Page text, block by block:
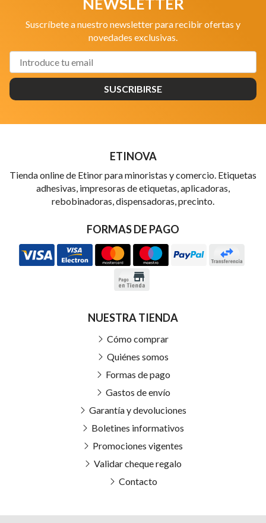
Suscríbete a nuestro newsletter para recibir ofertas y
novedades exclusivas.
SUSCRIBIRSE
ETINOVA
Tienda online de Etinor para minoristas y comercio. Etiquetas
adhesivas, impresoras de etiquetas, aplicadoras,
rebobinadoras, dispensadoras, precinto.
FORMAS DE PAGO
NUESTRA TIENDA
Cómo comprar
Quiénes somos
Formas de pago
Gastos de envío
Garantía y devoluciones
Boletines informativos
Promociones vigentes
Validar cheque regalo
Contacto